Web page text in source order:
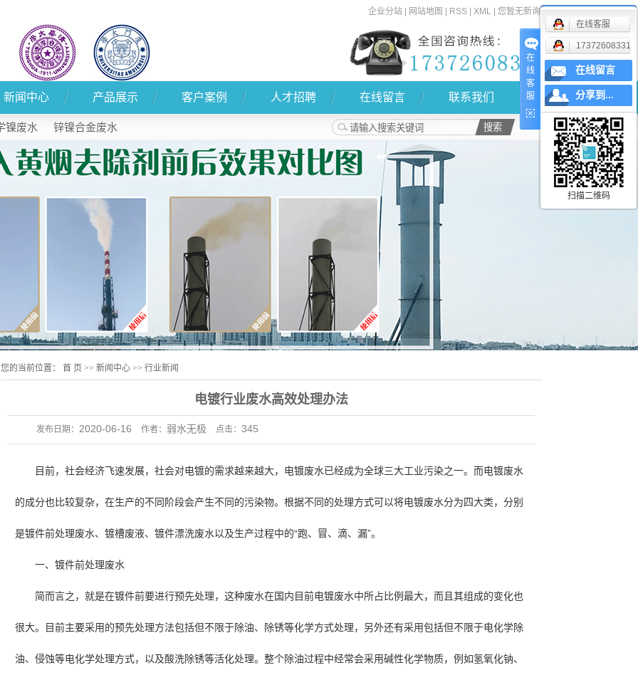
企业分站| 网站地图 RSS| XML| 您暂无新询盘信息！
新闻中心
公司新闻
技术知识
产品展示
产品展示
客户案例
客户案例
人才招聘 在线留言 联系我们
镍废水 锌镍合金废水
您的当前位置： 首 页 >> 新闻中心>> 行业新闻
电镀行业废水高效处理办法
发布日期： 2020-06-16 作者： 弱水无极 点击： 345
目前，社会经济飞速发展，社会对电镀的需求越来越大，电镀废水已经成为全球三大工业污染之一。而电镀废水
的成分也比较复杂，在生产的不同阶段会产生不同的污染物。根据不同的处理方式可以将电镀废水分为四大类，分别
是镀件前处理废水、镀槽废液、镀件漂洗废水以及生产过程中的“跑、冒、滴、漏”。
一、镀件前处理废水
简而言之，就是在镀件前要进行预先处理，这种废水在国内目前电镀废水中所占比例最大，而且其组成的变化也
很大。目前主要采用的预先处理方法包括但不限于除油、除锈等化学方式处理，另外还有采用包括但不限于电化学除
油、侵蚀等电化学处理方式，以及酸洗除锈等活化处理。整个除油过程中经常会采用碱性化学物质，例如氢氧化钠、
在
线
客
服
在线客服
17372608331
在线留言
分享到...
扫描二维码